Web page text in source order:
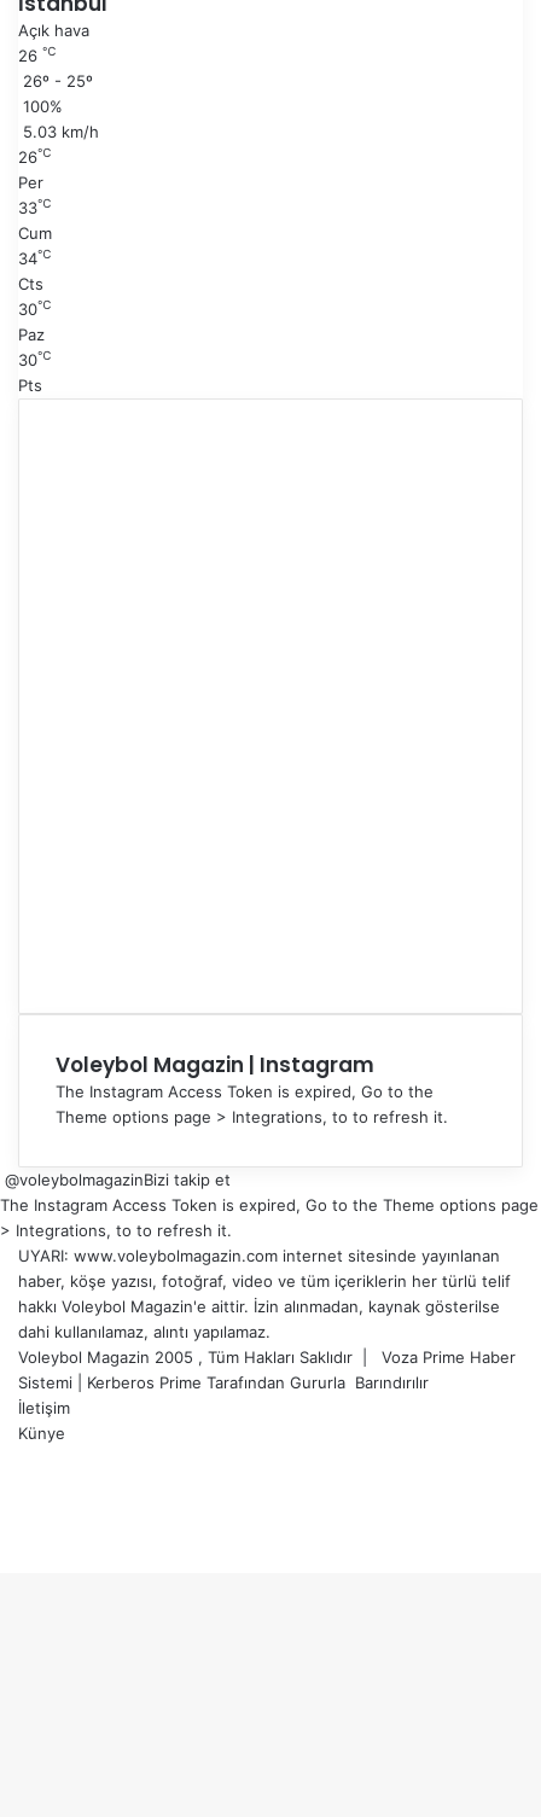
s
a
a
k
i
y
f
Açık hava
26 ℃
26º - 25º
100%
5.03 km/h
26℃
Per
33℃
Cum
34℃
Cts
30℃
Paz
30℃
Pts
Voleybol Magazin | Instagram
The Instagram Access Token is expired, Go to the
Theme options page > Integrations, to to refresh it.
@voleybolmagazinBizi takip et
The Instagram Access Token is expired, Go to the Theme options page
> Integrations, to to refresh it.
UYARI: www.voleybolmagazin.com internet sitesinde yayınlanan
haber, köşe yazısı, fotoğraf, video ve tüm içeriklerin her türlü telif
hakkı Voleybol Magazin'e aittir. İzin alınmadan, kaynak gösterilse
dahi kullanılamaz, alıntı yapılamaz.
Voleybol Magazin 2005 , Tüm Hakları Saklıdır | Voza Prime Haber
Sistemi
Kerberos Prime Tarafından Gururla Barındırılır
İletişim
Künye